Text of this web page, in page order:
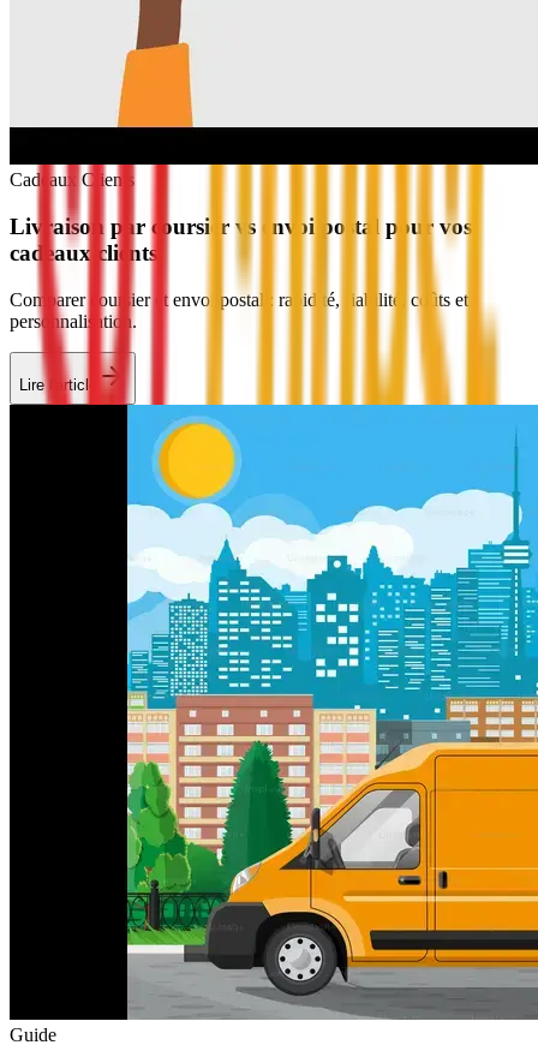
Cadeaux Clients
Livraison par coursier vs envoi postal pour vos
cadeaux clients
Comparer coursier et envoi postal : rapidité, fiabilité, coûts et
personnalisation.
Lire l'article
Guide